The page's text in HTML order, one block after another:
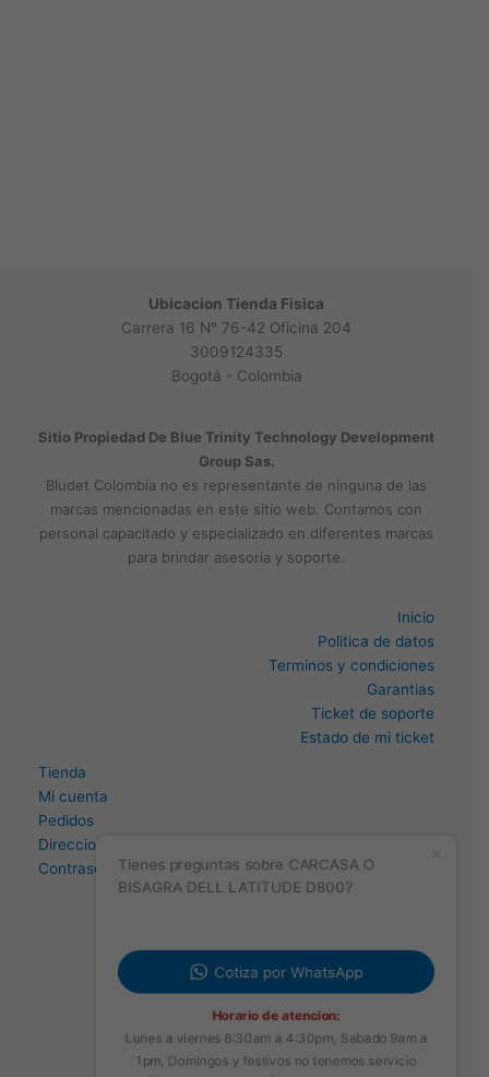
Ubicacion Tienda Fisica
Carrera 16 N° 76-42 Oficina 204
3009124335
Bogotá - Colombia
Sitio Propiedad De Blue Trinity Technology Development
Group Sas.
Bludet Colombia no es representante de ninguna de las
marcas mencionadas en este sitio web. Contamos con
personal capacitado y especializado en diferentes marcas
para brindar asesoría y soporte.
Inicio
Politica de datos
Terminos y condiciones
Garantias
Ticket de soporte
Estado de mi ticket
Tienda
Mi cuenta
Pedidos
Direccion
Contraseña perdidaBISAGRA DELL LATITUDE D800?
Horario de atencion:
Lunes a viernes 8:30am a 4:30pm, Sabado 9am a
1pm, Domingos y festivos no tenemos servicio